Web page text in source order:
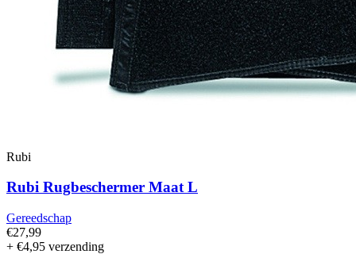
Rubi
Rubi Rugbeschermer Maat L
Gereedschap
€27,99
+ €4,95 verzending